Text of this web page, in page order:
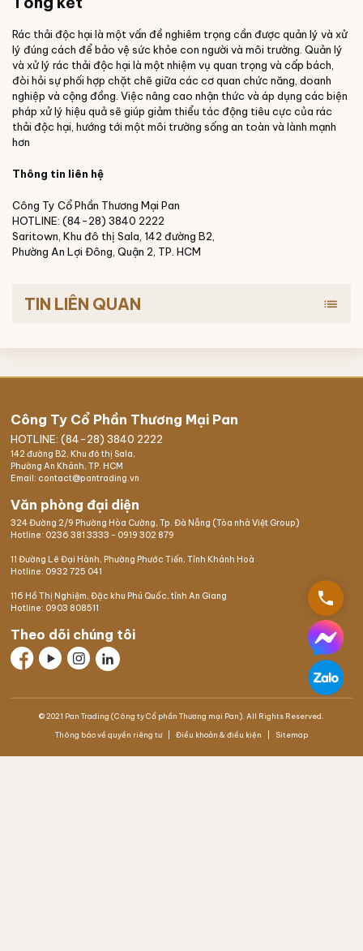
Rác thải độc hại là một vấn đề nghiêm trọng cần được quản lý và xử
lý đúng cách để bảo vệ sức khỏe con người và môi trường. Quản lý
và xử lý rác thải độc hại là một nhiệm vụ quan trọng và cấp bách,
đòi hỏi sự phối hợp chặt chẽ giữa các cơ quan chức năng, doanh
nghiệp và cộng đồng. Việc nâng cao nhận thức và áp dụng các biện
pháp xử lý hiệu quả sẽ giúp giảm thiểu tác động tiêu cực của rác
thải độc hại, hướng tới một môi trường sống an toàn và lành mạnh
hơn
Thông tin liên hệ
Công Ty Cổ Phần Thương Mại Pan
HOTLINE: (84-28) 3840 2222
Saritown, Khu đô thị Sala, 142 đường B2,
Phường An Lợi Đông, Quận 2, TP. HCM
TIN LIÊN QUAN list
Công Ty Cổ Phần Thương Mại Pan
HOTLINE: (84-28) 3840 2222
142 đường B2, Khu đô thị Sala,
Phường An Khánh, TP. HCM
Email: contact@pantrading.vn
Văn phòng đại diện
324 Đường 2/9 Phường Hòa Cường, Tp. Đà Nẵng (Tòa nhà Việt Group)
Hotline: 0236 381 3333 - 0919 302 879
11 Đường Lê Đại Hành, Phường Phước Tiến, Tỉnh Khánh Hoà
Hotline: 0932 725 041
116 Hồ Thị Nghiệm, Đặc khu Phú Quốc, tỉnh An Giang
Hotline: 0903 808511
Theo dõi chúng tôi
© 2021 Pan Trading (Công ty Cổ phần Thương mại Pan). All Rights Reserved.
Thông báo về quyền riêng tư Điều khoản & điều kiện Sitemap
phone